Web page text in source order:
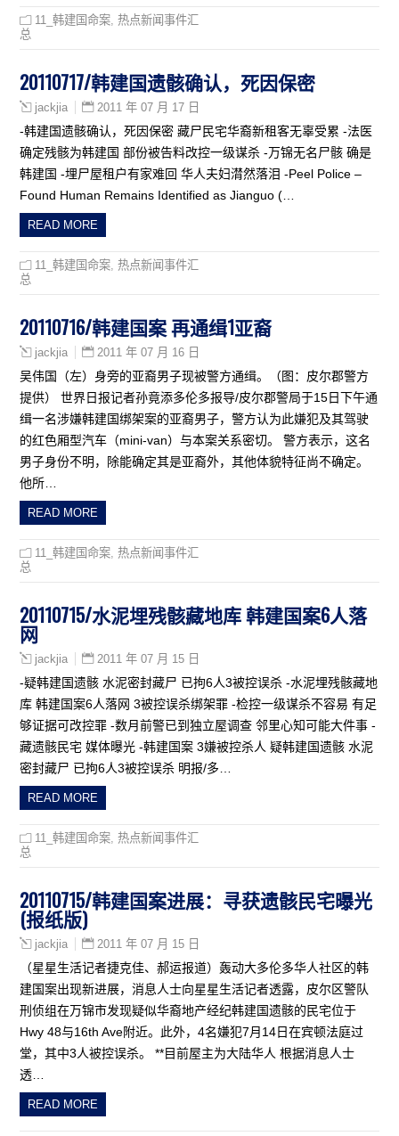
11_韩建国命案 ,热点新闻事件汇
总
20110717/韩建国遗骸确认，死因保密
jackjia 2011 年 07 月 17 日
-韩建国遗骸确认，死因保密 藏尸民宅华裔新租客无辜受累 -法医
确定残骸为韩建国 部份被告料改控一级谋杀 -万锦无名尸骸 确是
韩建国 -埋尸屋租户有家难回 华人夫妇潸然落泪 -Peel Police –
Found Human Remains Identified as Jianguo (…
READ MORE
11_韩建国命案 ,热点新闻事件汇
总
20110716/韩建国案 再通缉1亚裔
jackjia 2011 年 07 月 16 日
吴伟国（左）身旁的亚裔男子现被警方通缉。（图：皮尔郡警方
提供） 世界日报记者孙竟添多伦多报导/皮尔郡警局于15日下午通
缉一名涉嫌韩建国绑架案的亚裔男子，警方认为此嫌犯及其驾驶
的红色厢型汽车（mini-van）与本案关系密切。 警方表示，这名
男子身份不明，除能确定其是亚裔外，其他体貌特征尚不确定。
他所…
READ MORE
11_韩建国命案 ,热点新闻事件汇
总
20110715/水泥埋残骸藏地库 韩建国案6人落
网
jackjia 2011 年 07 月 15 日
-疑韩建国遗骸 水泥密封藏尸 已拘6人3被控误杀 -水泥埋残骸藏地
库 韩建国案6人落网 3被控误杀绑架罪 -检控一级谋杀不容易 有足
够证据可改控罪 -数月前警已到独立屋调查 邻里心知可能大件事 -
藏遗骸民宅 媒体曝光 -韩建国案 3嫌被控杀人 疑韩建国遗骸 水泥
密封藏尸 已拘6人3被控误杀 明报/多…
READ MORE
11_韩建国命案 ,热点新闻事件汇
总
20110715/韩建国案进展：寻获遗骸民宅曝光
(报纸版)
jackjia 2011 年 07 月 15 日
（星星生活记者捷克佳、郝运报道）轰动大多伦多华人社区的韩
建国案出现新进展，消息人士向星星生活记者透露，皮尔区警队
刑侦组在万锦市发现疑似华裔地产经纪韩建国遗骸的民宅位于
Hwy 48与16th Ave附近。此外，4名嫌犯7月14日在宾顿法庭过
堂，其中3人被控误杀。 **目前屋主为大陆华人 根据消息人士
透…
READ MORE